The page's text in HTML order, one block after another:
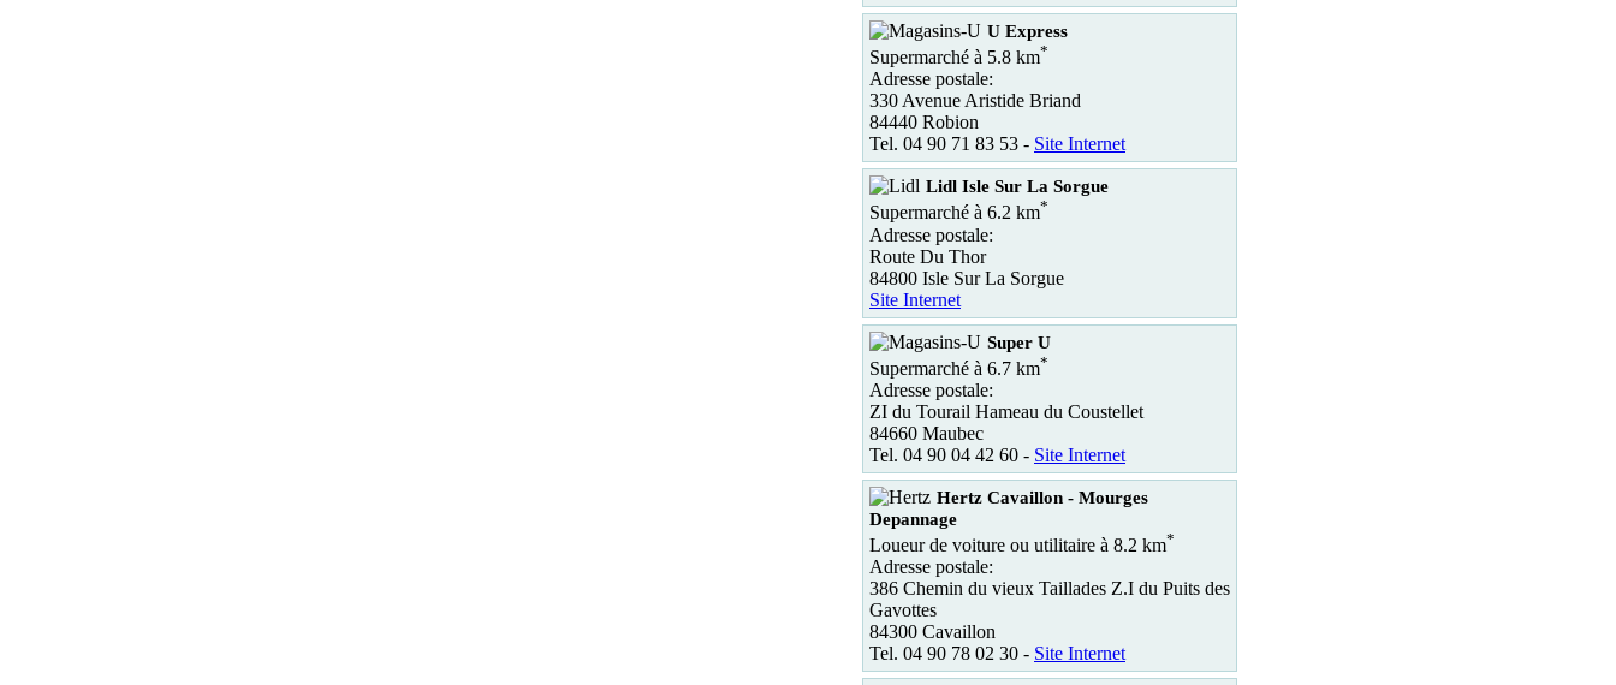
U Express
Supermarché à 5.8 km*
Adresse postale:
330 Avenue Aristide Briand
84440 Robion
Tel. 04 90 71 83 53 - Site Internet
Lidl Isle Sur La Sorgue
Supermarché à 6.2 km*
Adresse postale:
Route Du Thor
84800 Isle Sur La Sorgue
Site Internet
Super U
Supermarché à 6.7 km*
Adresse postale:
ZI du Tourail Hameau du Coustellet
84660 Maubec
Tel. 04 90 04 42 60 - Site Internet
Hertz Cavaillon - Mourges
Depannage
Loueur de voiture ou utilitaire à 8.2 km*
Adresse postale:
386 Chemin du vieux Taillades Z.I du Puits des
Gavottes
84300 Cavaillon
Tel. 04 90 78 02 30 - Site Internet